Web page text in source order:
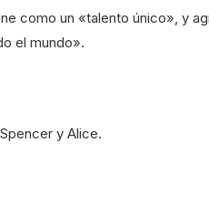
como un «talento único», y
el mundo».
y Alice.